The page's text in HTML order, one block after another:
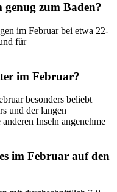
zum Baden?
im Februar bei etwa 22-
für
im Februar?
besonders beliebt
und der langen
Inseln angenehme
im Februar auf den